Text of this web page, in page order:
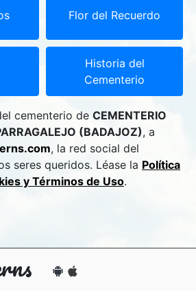
Flor del Recuerdo
Historia del
Cementerio
cementerio de CEMENTERIO
(BADAJOZ), a
, la red social del
seres queridos. Léase la Política
y Términos de Uso.